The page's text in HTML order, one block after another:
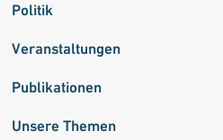
Politik
Veranstaltungen
Publikationen
Unsere Themen